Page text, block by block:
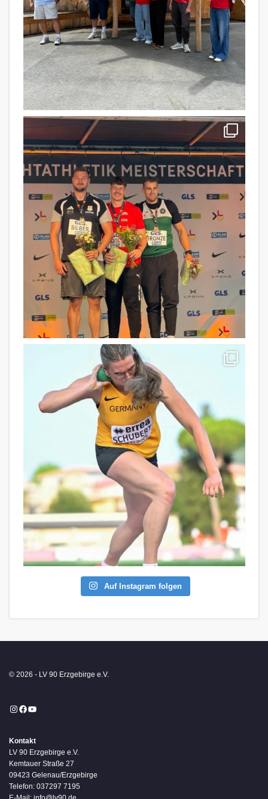
Auf Instagram folgen
© 2026 - LV 90 Erzgebirge e.V.
Instagram
Facebook
YouTube
Kontakt
LV 90 Erzgebirge e.V.
Kemtauer Straße 27
09423 Gelenau/Erzgebirge
Telefon: 037297 7195